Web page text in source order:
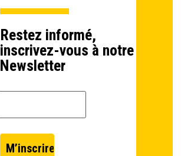
Restez informé,
inscrivez-vous à notre
Newsletter